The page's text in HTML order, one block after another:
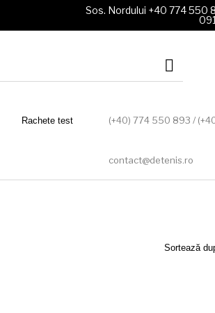
Sos. Nordului +40 774 550
Rachete test (+40) 774 550 893 /
contact@detenis.ro